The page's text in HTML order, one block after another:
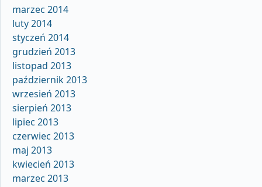
marzec 2014
luty 2014
styczeń 2014
grudzień 2013
listopad 2013
październik 2013
wrzesień 2013
sierpień 2013
lipiec 2013
czerwiec 2013
maj 2013
kwiecień 2013
marzec 2013